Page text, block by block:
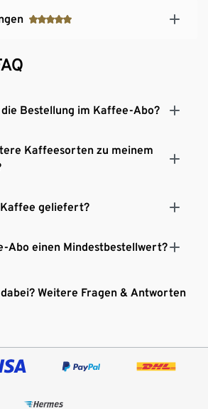
Bestellung im Kaffee-Abo?
Kaffeesorten zu meinem
geliefert?
Abo einen Mindestbestellwert?
Weitere Fragen & Antworten